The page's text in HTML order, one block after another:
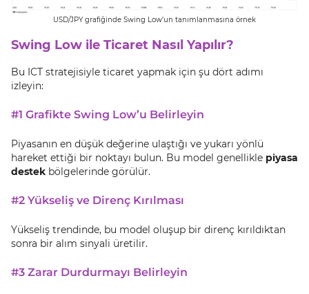
USD/JPY grafiğinde Swing Low’un tanımlanmasına örnek
Swing Low ile Ticaret Nasıl Yapılır?
Bu ICT stratejisiyle ticaret yapmak için şu dört adımı
izleyin:
#1 Grafikte Swing Low’u Belirleyin
Piyasanın en düşük değerine ulaştığı ve yukarı yönlü
hareket ettiği bir noktayı bulun. Bu model genellikle piyasa
destek bölgelerinde görülür.
#2 Yükseliş ve Direnç Kırılması
Yükseliş trendinde, bu model oluşup bir direnç kırıldıktan
sonra bir alım sinyali üretilir.
#3 Zarar Durdurmayı Belirleyin